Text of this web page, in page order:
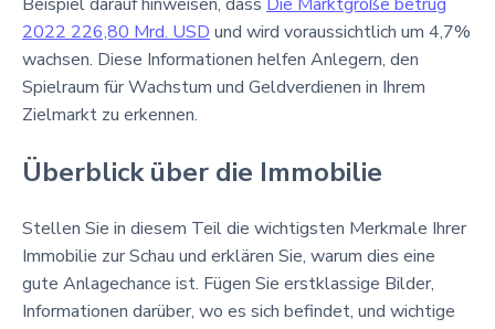
2022 226,80 Mrd. USD und wird voraussichtlich um 4,7%
wachsen. Diese Informationen helfen Anlegern, den
Spielraum für Wachstum und Geldverdienen in Ihrem
Zielmarkt zu erkennen.
Überblick über die Immobilie
Stellen Sie in diesem Teil die wichtigsten Merkmale Ihrer
Immobilie zur Schau und erklären Sie, warum dies eine
gute Anlagechance ist. Fügen Sie erstklassige Bilder,
Informationen darüber, wo es sich befindet, und wichtige